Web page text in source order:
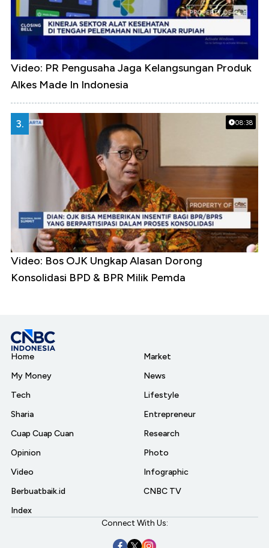
Video: PR Pengusaha Jaga Kelangsungan Produk
Alkes Made In Indonesia
08:38
3.
Video: Bos OJK Ungkap Alasan Dorong
Konsolidasi BPD & BPR Milik Pemda
Home
My Money
Tech
Sharia
Cuap Cuap Cuan
Opinion
Video
Berbuatbaik.id
Index
Market
News
Lifestyle
Entrepreneur
Research
Photo
Infographic
CNBC TV
Connect With Us: